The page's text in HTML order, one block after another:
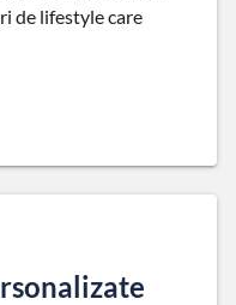
de lifestyle care